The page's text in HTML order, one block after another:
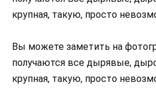
крупная, такую, просто
Вы можете заметить на
получаются все дырявые,
крупная, такую, просто